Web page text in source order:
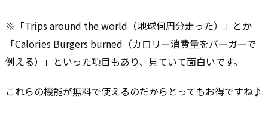
※「Trips around the world（地球何周分走った）」とか
「Calories Burgers burned（カロリー消費量をバーガーで
例える）」といった項目もあり、見ていて面白いです。
これらの機能が無料で使えるのだからとってもお得ですね♪